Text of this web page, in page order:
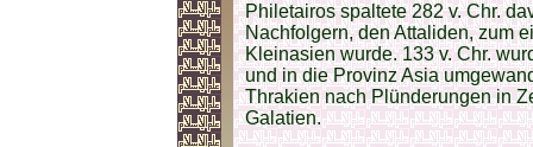
Philetairos spaltete 282 v. Chr.
Nachfolgern, den Attaliden, zum
Kleinasien wurde. 133 v. Chr.
und in die Provinz Asia
Thrakien nach Plünderungen in
Galatien.